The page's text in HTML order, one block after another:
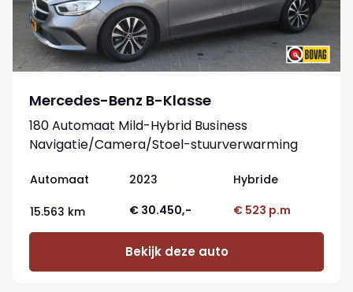
Mercedes-Benz B-Klasse
180 Automaat Mild-Hybrid Business
Navigatie/Camera/Stoel-stuurverwarming
Automaat 2023 Hybride
15.563 km € 30.450,- € 523 p.m
Bekijk deze auto